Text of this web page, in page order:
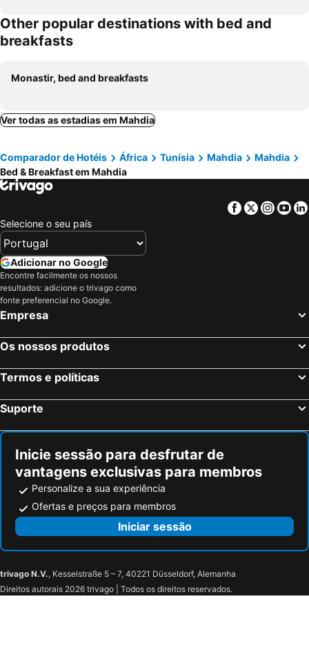
Other popular destinations with bed and
breakfasts
Monastir, bed and breakfasts
Ver todas as estadias em Mahdia
Comparador de Hotéis África Tunísia Mahdia
Mahdia
Bed & Breakfast em Mahdia
Facebook
Twitter
Selecione o seu país
Adicionar no Google
Encontre facilmente os nossos
resultados: adicione o trivago como
fonte preferencial no Google.
Empresa
Os nossos produtos
Termos e políticas
Suporte
Inicie sessão para desfrutar de
vantagens exclusivas para membros
Personalize a sua experiência
Ofertas e preços para membros
Iniciar sessão
trivago N.V., Kesselstraße 5 – 7, 40221 Düsseldorf, Alemanha
Direitos autorais 2026 trivago | Todos os direitos reservados.